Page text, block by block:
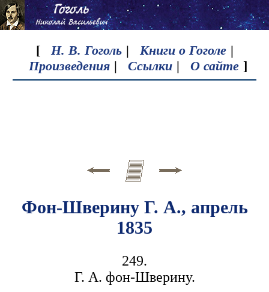
[ Н. В. Гоголь | Книги о Гоголе |
Произведения | Ссылки | О сайте ]
Фон-Шверину Г. А., апрель
1835
249.
Г. А. фон-Шверину.